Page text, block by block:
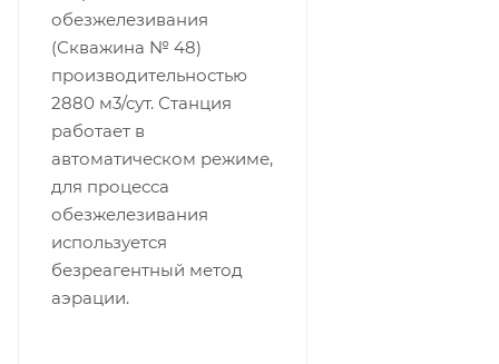
обезжелезивания
(Скважина № 48)
производительностью
2880 м3/сут. Станция
работает в
автоматическом режиме,
для процесса
обезжелезивания
используется
безреагентный метод
аэрации.